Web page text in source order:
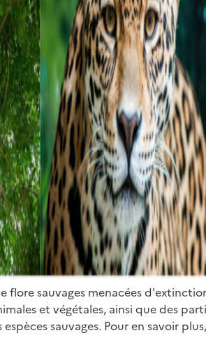
sauvages menacées
et végétales, ainsi que des
sauvages. Pour en savoir